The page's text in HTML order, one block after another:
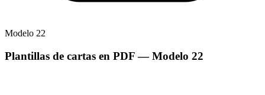
Modelo 22
Plantillas de cartas en PDF— Modelo 22